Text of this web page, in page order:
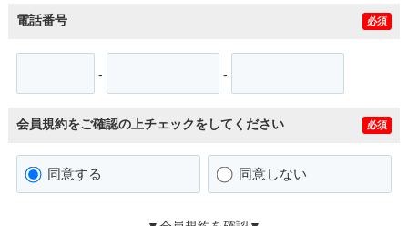
電話番号 必須
- -
会員規約をご確認の上チェックをしてください 必須
同意する 同意しない